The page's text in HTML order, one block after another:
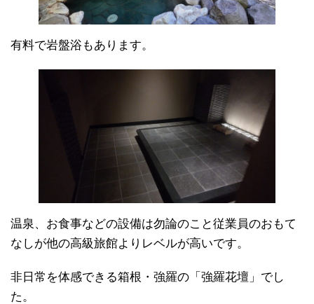
有料で岩盤浴もあります。
温泉、お食事などの設備は勿論のこと従業員のおもて
なしが他の高級旅館よりレベルが高いです。
非日常を体感できる箱根・強羅の「強羅花壇」でし
た。